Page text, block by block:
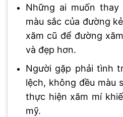
Những ai muốn
màu sắc của đường
xăm cũ để đường
và đẹp hơn.
Người gặp phải tình
lệch, không đều màu
thực hiện xăm mí
mỹ.